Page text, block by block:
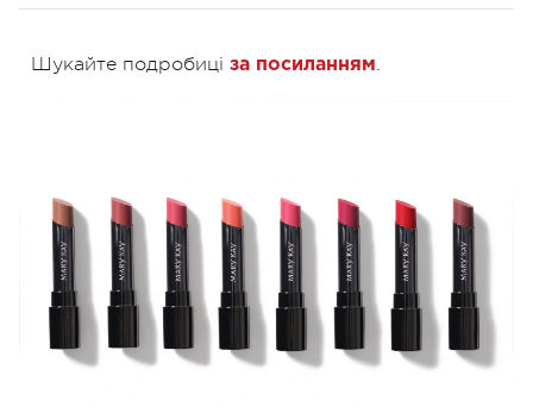
Шукайте подробиці за посиланням.